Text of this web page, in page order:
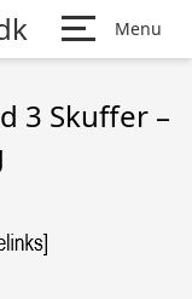
Menu
3 Skuffer –